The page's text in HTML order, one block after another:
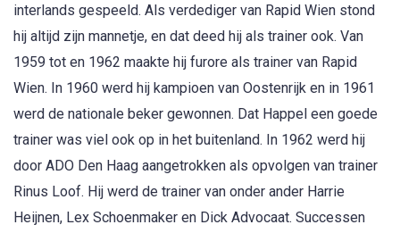
interlands gespeeld. Als verdediger van Rapid Wien stond
hij altijd zijn mannetje, en dat deed hij als trainer ook. Van
1959 tot en 1962 maakte hij furore als trainer van Rapid
Wien. In 1960 werd hij kampioen van Oostenrijk en in 1961
werd de nationale beker gewonnen. Dat Happel een goede
trainer was viel ook op in het buitenland. In 1962 werd hij
door ADO Den Haag aangetrokken als opvolgen van trainer
Rinus Loof. Hij werd de trainer van onder ander Harrie
Heijnen, Lex Schoenmaker en Dick Advocaat. Successen